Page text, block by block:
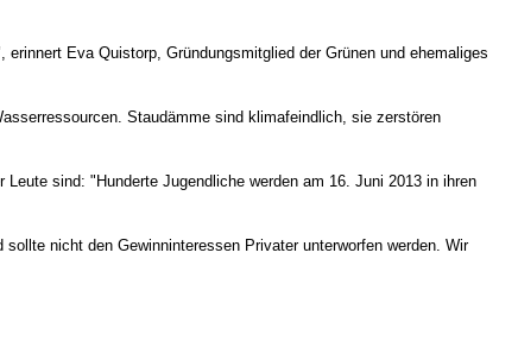
Eva Quistorp, Gründungsmitglied der Grünen und ehemaliges
Staudämme sind klimafeindlich, sie zerstören
sind: "Hunderte Jugendliche werden am 16. Juni 2013 in ihren
nicht den Gewinninteressen Privater unterworfen werden. Wir